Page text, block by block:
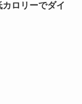
ロリーでダイ